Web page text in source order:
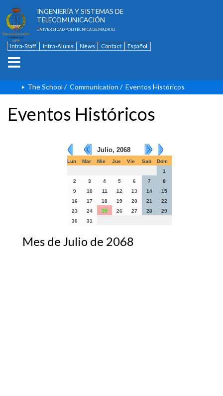
INGENIERÍA Y SISTEMAS DE
TELECOMUNICACIÓN
UNIVERSIDAD POLITÉCNICA DE MADRID
Intra-Staff Intra-Alums News Contact Español
The School / Communication / Eventos Históricos
Eventos Históricos
Julio, 2068
Lun Mar Mie Jue Vie Sab
Dom
1
2
3 4 5 6 7
8
9
10 11 12 13 14
15
16
17 18 19 20 21
22
23
24 25 26 27 28
29
30
31
Mes de Julio de 2068